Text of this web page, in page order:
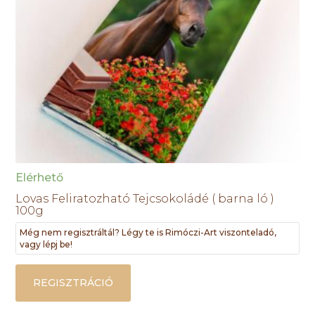
Elérhető
Lovas Feliratozható Tejcsokoládé ( barna ló )
100g
Még nem regisztráltál? Légy te is Rimóczi-Art viszonteladó,
vagy lépj be!
REGISZTRÁCIÓ